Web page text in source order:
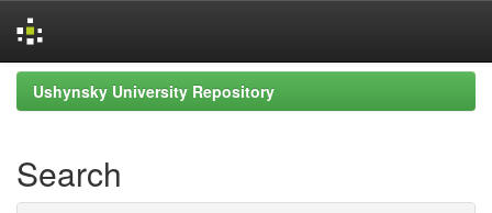
Skip
navigation
Ushynsky University Repository
Search